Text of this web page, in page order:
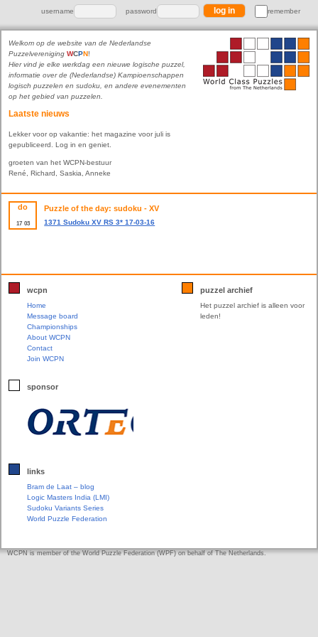
username password remember
Welkom op de website van de Nederlandse
Puzzelvereniging WCPN!
Hier vind je elke werkdag een nieuwe logische puzzel,
informatie over de (Nederlandse) Kampioenschappen
logisch puzzelen en sudoku, en andere evenementen
op het gebied van puzzelen.
Laatste nieuws
Lekker voor op vakantie: het magazine voor juli is
gepubliceerd. Log in en geniet.
groeten van het WCPN-bestuur
René, Richard, Saskia, Anneke
do
17 03
Puzzle of the day: sudoku - XV
1371 Sudoku XV RS 3* 17-03-16
wcpn
Home
Message board
Championships
About WCPN
Contact
Join WCPN
sponsor
links
Bram de Laat – blog
Logic Masters India (LMI)
Sudoku Variants Series
World Puzzle Federation
puzzel archief
Het puzzel archief is alleen voor
leden!
WCPN is member of the World Puzzle Federation (WPF) on behalf of The Netherlands.